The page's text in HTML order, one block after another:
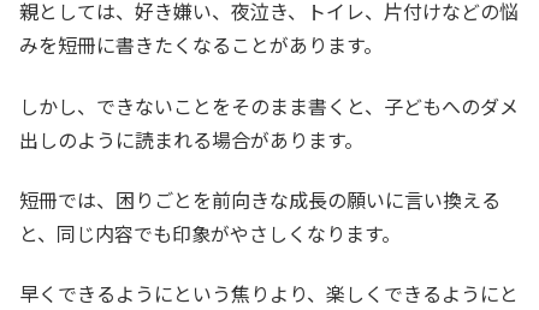
親としては、好き嫌い、夜泣き、トイレ、片付けなどの悩
みを短冊に書きたくなることがあります。
しかし、できないことをそのまま書くと、子どもへのダメ
出しのように読まれる場合があります。
短冊では、困りごとを前向きな成長の願いに言い換える
と、同じ内容でも印象がやさしくなります。
早くできるようにという焦りより、楽しくできるようにと